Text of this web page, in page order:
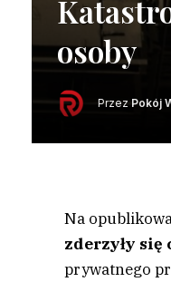
osoby
Przez Pokój
Na
zderzyły się
prywatnego